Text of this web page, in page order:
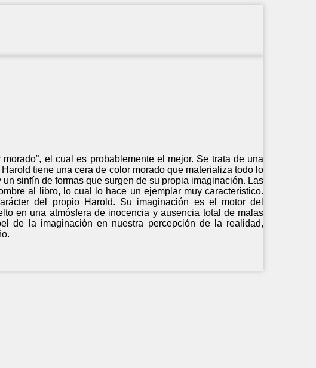
el cual es probablemente el mejor. Se trata de una
tiene una cera de color morado que materializa todo lo
sinfín de formas que surgen de su propia imaginación. Las
al libro, lo cual lo hace un ejemplar muy característico.
del propio Harold. Su imaginación es el motor del
en una atmósfera de inocencia y ausencia total de malas
de la imaginación en nuestra percepción de la realidad,